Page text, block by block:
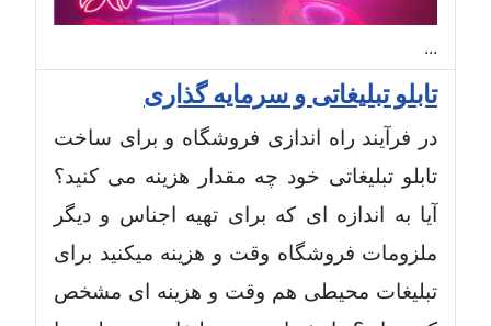
...
تابلو تبلیغاتی و سرمایه گذاری
در فرآیند راه اندازی فروشگاه و برای ساخت
تابلو تبلیغاتی خود چه مقدار هزینه می کنید؟
آیا به اندازه ای که برای تهیه اجناس و دیگر
ملزومات فروشگاه وقت و هزینه میکنید برای
تبلیغات محیطی هم وقت و هزینه ای مشخص